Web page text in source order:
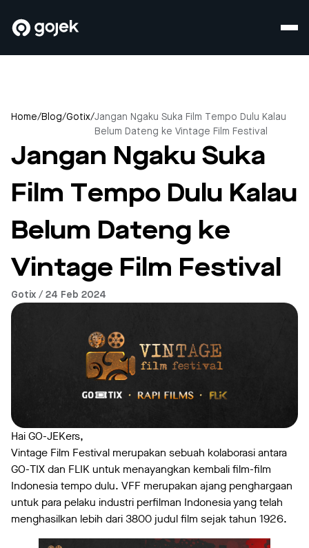
Home/Blog/Gotix/Jangan Ngaku Suka Film Tempo Dulu Kalau
Belum Dateng ke Vintage Film Festival
Jangan Ngaku Suka
Film Tempo Dulu Kalau
Belum Dateng ke
Vintage Film Festival
Gotix / 24 Feb 2024
Hai GO-JEKers,
Vintage Film Festival merupakan sebuah kolaborasi antara
GO-TIX dan FLIK untuk menayangkan kembali film-film
Indonesia tempo dulu. VFF merupakan ajang penghargaan
untuk para pelaku industri perfilman Indonesia yang telah
menghasilkan lebih dari 3800 judul film sejak tahun 1926.